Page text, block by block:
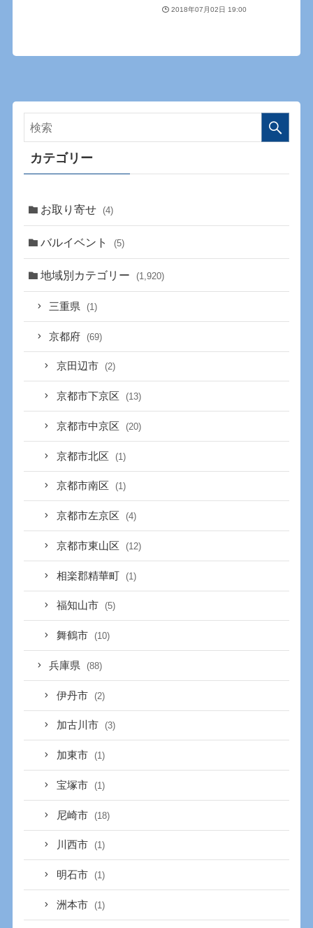
2018年07月02日 19:00
カテゴリー
お取り寄せ (4)
バルイベント (5)
地域別カテゴリー (1,920)
三重県 (1)
京都府 (69)
京田辺市 (2)
京都市下京区 (13)
京都市中京区 (20)
京都市北区 (1)
京都市南区 (1)
京都市左京区 (4)
京都市東山区 (12)
相楽郡精華町 (1)
福知山市 (5)
舞鶴市 (10)
兵庫県 (88)
伊丹市 (2)
加古川市 (3)
加東市 (1)
宝塚市 (1)
尼崎市 (18)
川西市 (1)
明石市 (1)
洲本市 (1)